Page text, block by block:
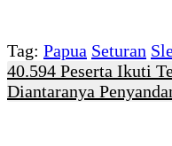
Tag: Papua Seturan
40.594 Peserta Ikuti
Diantaranya